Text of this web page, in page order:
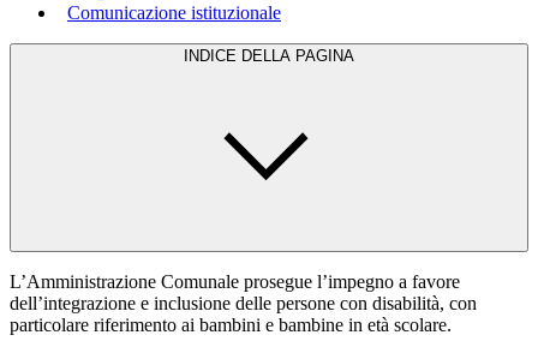
Comunicazione istituzionale
INDICE DELLA PAGINA
L’Amministrazione Comunale prosegue l’impegno a favore
dell’integrazione e inclusione delle persone con disabilità, con
particolare riferimento ai bambini e bambine in età scolare.